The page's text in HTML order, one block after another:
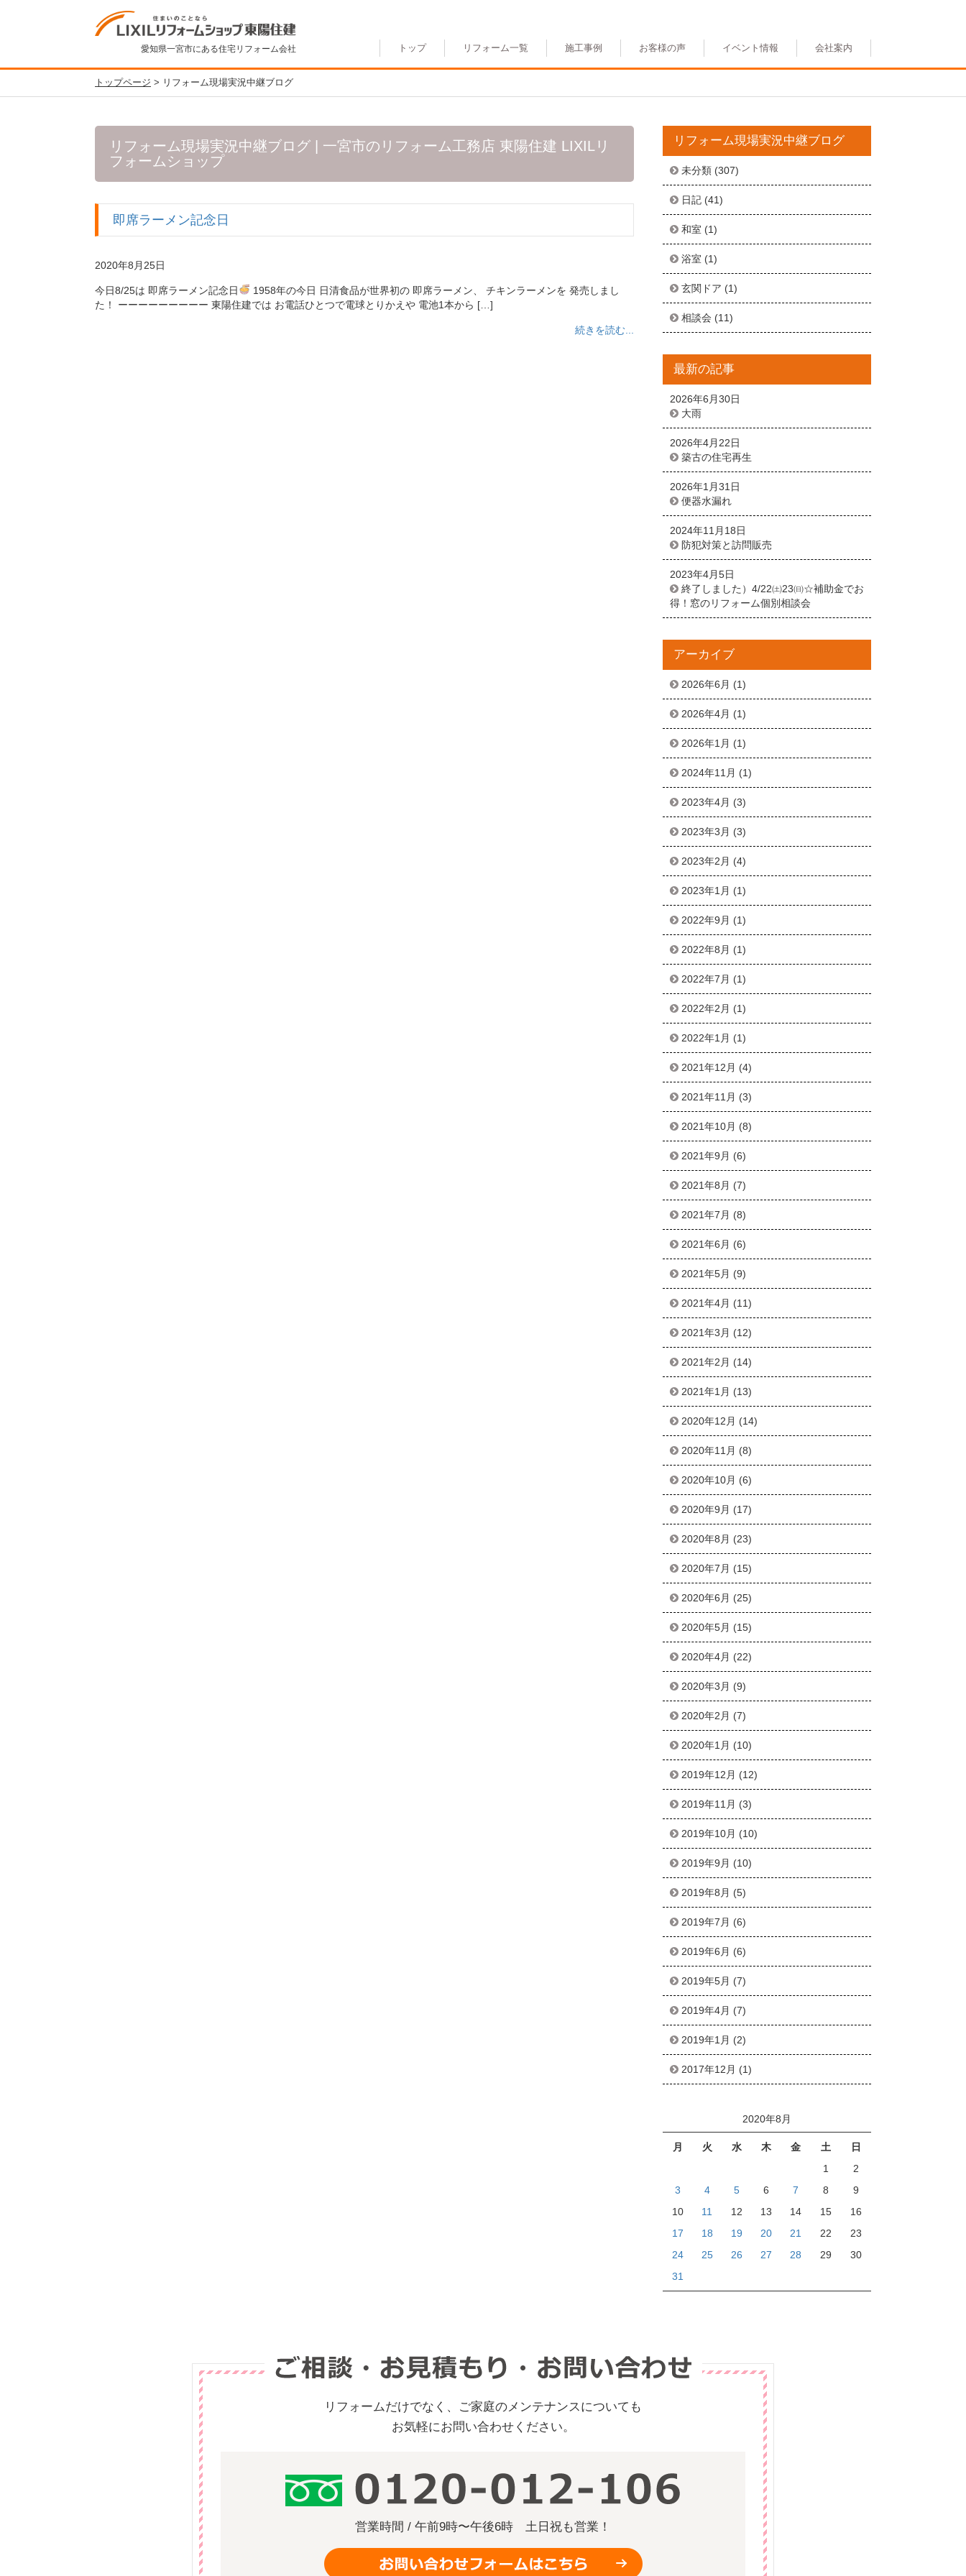
愛知県一宮市にある住宅リフォーム会社 トップ リフォーム一覧 施工事例 お客様の声 イベント情報 会社案内
トップページ > リフォーム現場実況中継ブログ
リフォーム現場実況中継ブログ | 一宮市のリフォーム工務店 東陽住建 LIXILリ
フォームショップ
即席ラーメン記念日
2020年8月25日
今日8/25は 即席ラーメン記念日
1958年の今日 日清食品が世界初の 即席ラーメン、 チキンラーメンを 発売しまし
た！ ーーーーーーーーー 東陽住建では お電話ひとつで電球とりかえや 電池1本から […]
続きを読む...
リフォーム現場実況中継ブログ
未分類 (307)
日記 (41)
和室 (1)
浴室 (1)
玄関ドア (1)
相談会 (11)
最新の記事
2026年6月30日
大雨
2026年4月22日
築古の住宅再生
2026年1月31日
便器水漏れ
2024年11月18日
防犯対策と訪問販売
2023年4月5日
終了しました）4/22㈯23㈰☆補助金でお
得！窓のリフォーム個別相談会
アーカイブ
2026年6月 (1)
2026年4月 (1)
2026年1月 (1)
2024年11月 (1)
2023年4月 (3)
2023年3月 (3)
2023年2月 (4)
2023年1月 (1)
2022年9月 (1)
2022年8月 (1)
2022年7月 (1)
2022年2月 (1)
2022年1月 (1)
2021年12月 (4)
2021年11月 (3)
2021年10月 (8)
2021年9月 (6)
2021年8月 (7)
2021年7月 (8)
2021年6月 (6)
2021年5月 (9)
2021年4月 (11)
2021年3月 (12)
2021年2月 (14)
2021年1月 (13)
2020年12月 (14)
2020年11月 (8)
2020年10月 (6)
2020年9月 (17)
2020年8月 (23)
2020年7月 (15)
2020年6月 (25)
2020年5月 (15)
2020年4月 (22)
2020年3月 (9)
2020年2月 (7)
2020年1月 (10)
2019年12月 (12)
2019年11月 (3)
2019年10月 (10)
2019年9月 (10)
2019年8月 (5)
2019年7月 (6)
2019年6月 (6)
2019年5月 (7)
2019年4月 (7)
2019年1月 (2)
2017年12月 (1)
2020年8月
月 火 水 木 金 土
日
1
2
3
4 5 6 7 8
9
10
11 12 13 14 15
16
17
18 19 20 21 22
23
24
25 26 27 28 29
30
31
リフォームだけでなく、ご家庭のメンテナンスについても
お気軽にお問い合わせください。
営業時間 / 午前9時〜午後6時 土日祝も営業！